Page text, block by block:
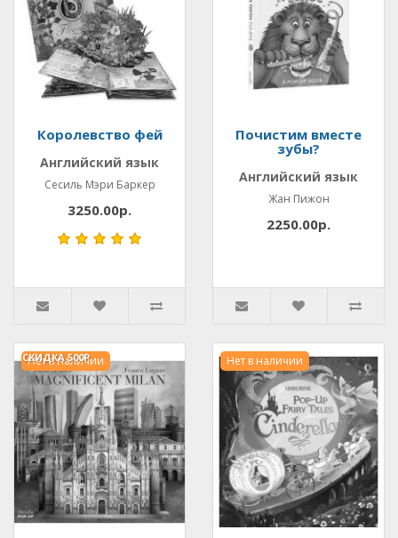
Королевство фей
Английский язык
Сесиль Мэри Баркер
3250.00р.
Почистим вместе
зубы?
Английский язык
Жан Пижон
2250.00р.
Нет в наличии
СКИДКА500Р. Нет в наличии